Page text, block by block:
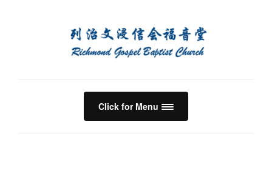
Click for Menu